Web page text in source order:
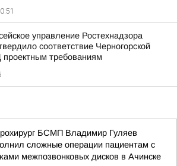
управление Ростехнадзора
соответствие Черногорской
требованиям
БСМП Владимир Гуляев
сложные операции пациентам с
межпозвонковых дисков в Ачинске